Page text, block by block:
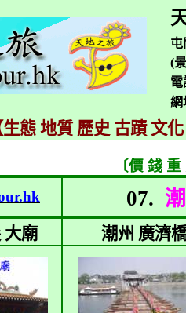
屯
(
電
生態 地質 歷史 古蹟 文
〔價 錢
07.
大廟 潮州 廣濟